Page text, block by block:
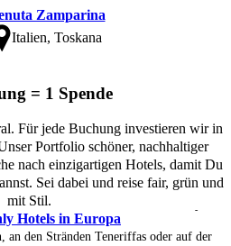
Zamparina
Italien, Toskana
= 1 Spende
Für jede Buchung investieren wir in
Portfolio schöner, nachhaltiger
nach einzigartigen Hotels, damit Du
Sei dabei und reise fair, grün und
mit Stil.
Hotels in Europa
den Stränden Teneriffas oder auf der